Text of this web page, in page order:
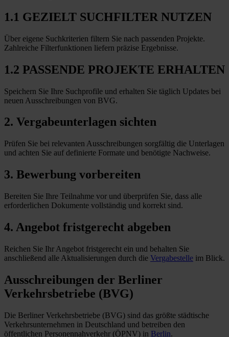
1.1 GEZIELT SUCHFILTER NUTZEN
Über eigene Suchkriterien filtern Sie nach passenden Projekte.
Zahlreiche Filterfunktionen liefern präzise Ergebnisse.
1.2 PASSENDE PROJEKTE ERHALTEN
Speichern Sie Ihre Suchprofile und erhalten Sie täglich Updates bei
neuen Ausschreibungen von BVG.
2. Vergabeunterlagen sichten
Prüfen Sie bei relevanten Ausschreibungen sorgfältig die Unterlagen
und achten Sie auf definierte Formate und benötigte Nachweise.
3. Bewerbung vorbereiten
Bereiten Sie Ihre Teilnahme vor und überprüfen Sie, dass alle
erforderlichen Dokumente vollständig und korrekt sind.
4. Angebot fristgerecht abgeben
Reichen Sie Ihr Angebot fristgerecht ein und behalten Sie
anschließend alle Aktualisierungen durch die Vergabestelle im Blick.
Ausschreibungen der Berliner
Verkehrsbetriebe (BVG)
Die Berliner Verkehrsbetriebe (BVG) sind das größte städtische
Verkehrsunternehmen in Deutschland und betreiben den
öffentlichen Personennahverkehr (ÖPNV) in Berlin.